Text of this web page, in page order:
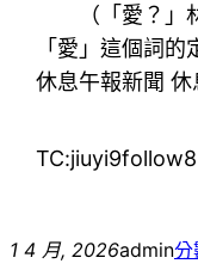
（「愛？」林
「愛」這個詞
休息午報新聞 休
1 4 月, 2026admin分